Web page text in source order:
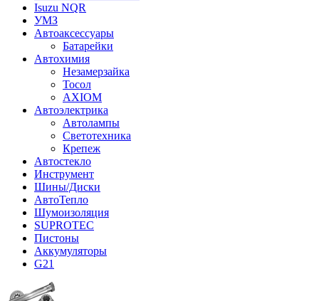
Isuzu NQR
УМЗ
Автоаксессуары
Батарейки
Автохимия
Незамерзайка
Тосол
AXIOM
Автоэлектрика
Автолампы
Светотехника
Крепеж
Автостекло
Инструмент
Шины/Диски
АвтоТепло
Шумоизоляция
SUPROTEC
Пистоны
Аккумуляторы
G21